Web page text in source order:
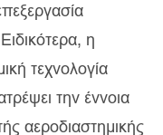
η
τεχνολογία
την έννοια
αεροδιαστημικής